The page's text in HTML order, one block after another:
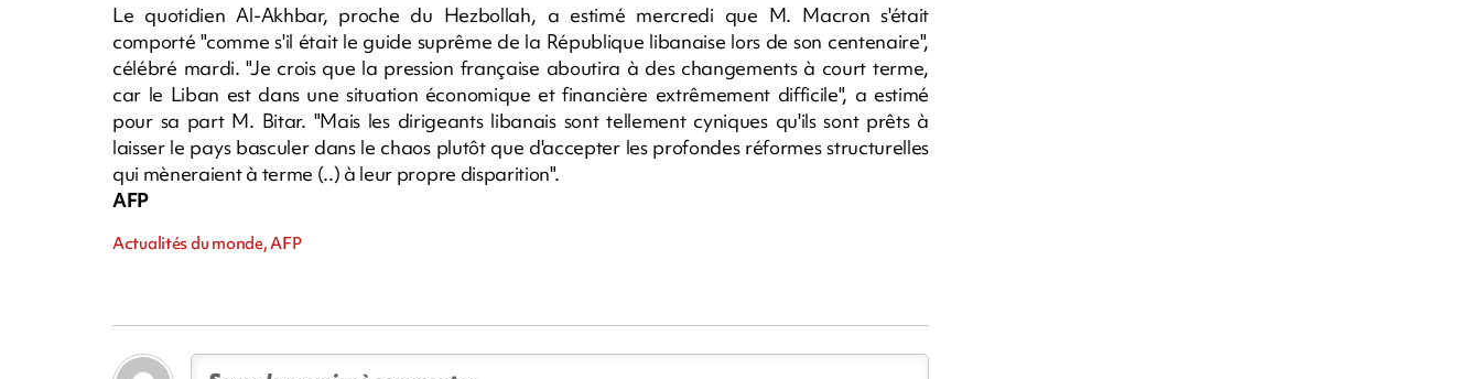
Le quotidien Al-Akhbar, proche du Hezbollah, a estimé mercredi que M. Macron s'était
comporté "comme s'il était le guide suprême de la République libanaise lors de son centenaire",
célébré mardi. "Je crois que la pression française aboutira à des changements à court terme,
car le Liban est dans une situation économique et financière extrêmement difficile", a estimé
pour sa part M. Bitar. "Mais les dirigeants libanais sont tellement cyniques qu'ils sont prêts à
laisser le pays basculer dans le chaos plutôt que d'accepter les profondes réformes structurelles
qui mèneraient à terme (..) à leur propre disparition".
AFP
Actualités du monde, AFP